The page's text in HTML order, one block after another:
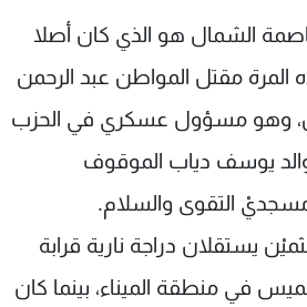
الشمال هو الذي كان أصلا
المرة مقتل المواطن عبد الرحمن
وهو مسؤول عسكري في الحزب
يوسف دياب الموقوف
التقوى والسلام.
يستقلان دراجة نارية قرابة
في منطقة الميناء، بينما كان
وظائف
شروط الإسـتخدام
سياسة الخصوصية